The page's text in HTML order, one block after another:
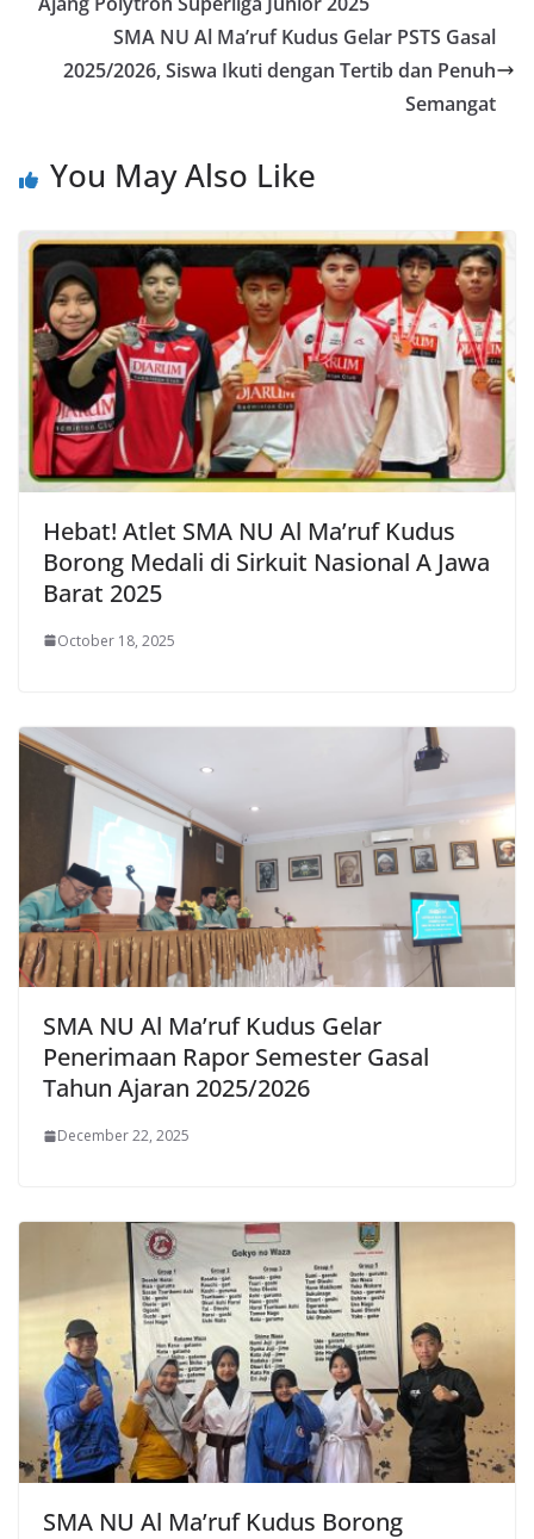
SMA NU Al Ma’ruf Kudus Gelar PSTS Gasal
2025/2026, Siswa Ikuti dengan Tertib dan Penuh
Semangat
You May Also Like
Hebat! Atlet SMA NU Al Ma’ruf Kudus
Borong Medali di Sirkuit Nasional A Jawa
Barat 2025
October 18, 2025
SMA NU Al Ma’ruf Kudus Gelar
Penerimaan Rapor Semester Gasal
Tahun Ajaran 2025/2026
December 22, 2025
SMA NU Al Ma’ruf Kudus Borong